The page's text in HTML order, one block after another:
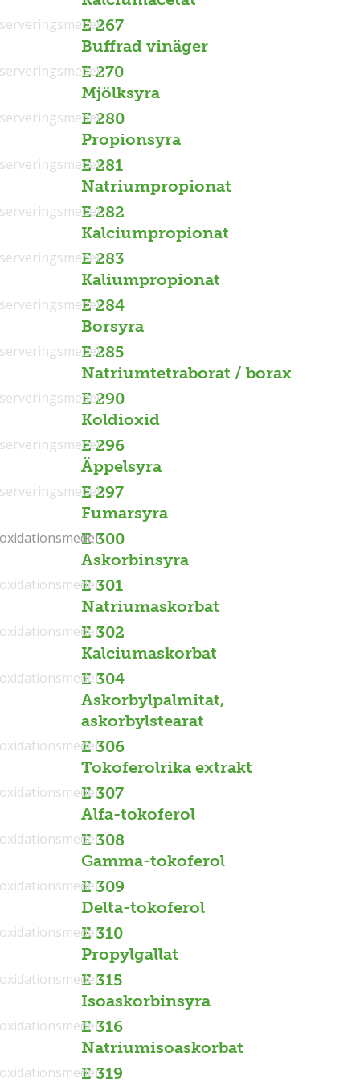
E 267
Buffrad vinäger
E 270
Mjölksyra
E 280
Propionsyra
E 281
Natriumpropionat
E 282
Kalciumpropionat
E 283
Kaliumpropionat
E 284
Borsyra
E 285
Natriumtetraborat / borax
E 290
Koldioxid
E 296
Äppelsyra
E 297
Fumarsyra
E 300
Askorbinsyra
E 301
Natriumaskorbat
E 302
Kalciumaskorbat
E 304
Askorbylpalmitat,
askorbylstearat
E 306
Tokoferolrika extrakt
E 307
Alfa-tokoferol
E 308
Gamma-tokoferol
E 309
Delta-tokoferol
E 310
Propylgallat
E 315
Isoaskorbinsyra
E 316
Natriumisoaskorbat
E 319